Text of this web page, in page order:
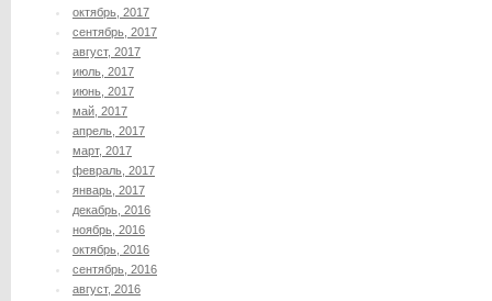
октябрь, 2017
сентябрь, 2017
август, 2017
июль, 2017
июнь, 2017
май, 2017
апрель, 2017
март, 2017
февраль, 2017
январь, 2017
декабрь, 2016
ноябрь, 2016
октябрь, 2016
сентябрь, 2016
август, 2016